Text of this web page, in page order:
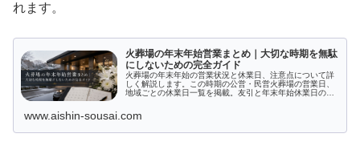
れます。
火葬場の年末年始営業まとめ｜大切な時期を無駄
にしないための完全ガイド
火葬場の年末年始の営業状況と休業日、注意点について詳
しく解説します。この時期の公営・民営火葬場の営業日、
地域ごとの休業日一覧を掲載。友引と年末年始休業日の関
など、計画的な葬儀準備に欠かせない情報を提供します。
www.aishin-sousai.com